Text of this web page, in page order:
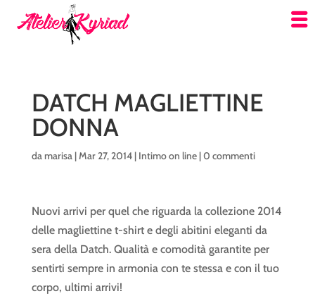
DATCH MAGLIETTINE
DONNA
damarisa|Mar 27, 2014| Intimo on line|0 commenti
Nuovi arrivi per quel che riguarda la collezione 2014
delle magliettine t-shirt e degli abitini eleganti da
sera della Datch. Qualità e comodità garantite per
sentirti sempre in armonia con te stessa e con il tuo
corpo, ultimi arrivi!